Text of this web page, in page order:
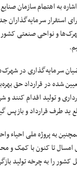
اشاره به اهتمام
استقرار
و نواحی صنعتی کشور
سرمایه‌گذاری در
شده در قرارداد حق
و تولید اقدام
ید طرف قرارداد و بازپس
به پروژه ملی احیاء
کشور را به چرخه تولید